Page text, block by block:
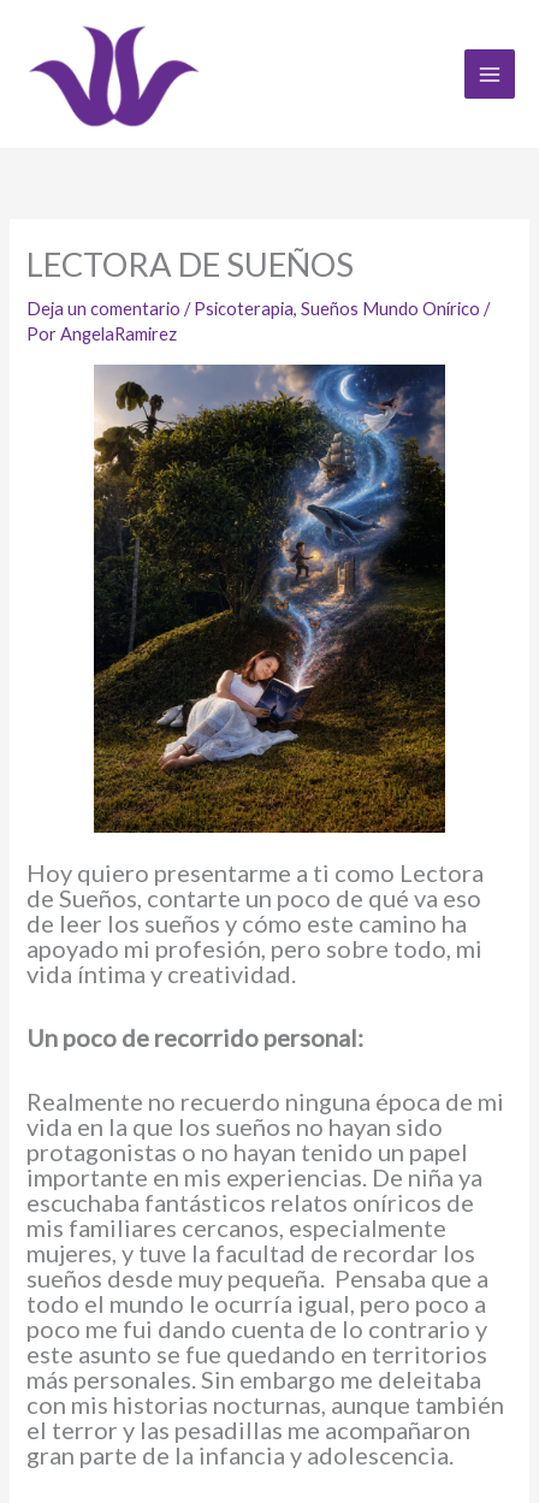
contenido
LECTORA DE SUEÑOS
Deja un comentario /Psicoterapia,Sueños Mundo Onírico /
PorAngelaRamirez
Hoy quiero presentarme a ti como Lectora
de Sueños, contarte un poco de qué va eso
de leer los sueños y cómo este camino ha
apoyado mi profesión, pero sobre todo, mi
vida íntima y creatividad.
Un poco de recorrido personal:
Realmente no recuerdo ninguna época de mi
vida en la que los sueños no hayan sido
protagonistas o no hayan tenido un papel
importante en mis experiencias. De niña ya
escuchaba fantásticos relatos oníricos de
mis familiares cercanos, especialmente
mujeres, y tuve la facultad de recordar los
sueños desde muy pequeña. Pensaba que a
todo el mundo le ocurría igual, pero poco a
poco me fui dando cuenta de lo contrario y
este asunto se fue quedando en territorios
más personales. Sin embargo me deleitaba
con mis historias nocturnas, aunque también
el terror y las pesadillas me acompañaron
gran parte de la infancia y adolescencia.